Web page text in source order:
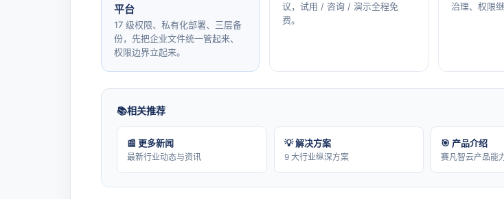
平台
17 级权限、私有化部署、三层备
份，先把企业文件统一管起来、
权限边界立起来。
议，试用 / 咨询 / 演示全程免
费。
治理、权限继
相关推荐
📰 更多新闻
最新行业动态与资讯
💡 解决方案
9 大行业纵深方案
🎯 产品介绍
赛凡智云产品能